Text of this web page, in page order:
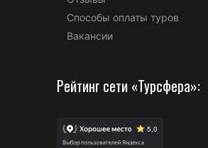
Способы оплаты туров
Вакансии
Рейтинг сети «Турсфера»: